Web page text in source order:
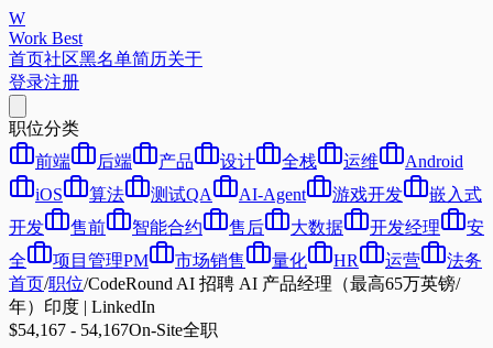
W
Work Best
首页社区黑名单简历关于
登录注册
职位分类
前端
后端 产品 设计 全栈 运维
Android
iOS
算法 测试QA AI-Agent 游戏开发
嵌入式
开发
售前 智能合约 售后 大数据 开发经理
安
全
项目管理PM 市场销售 量化 HR 运营
法务
首页/职位/CodeRound AI 招聘 AI 产品经理（最高65万英镑/
年）印度 | LinkedIn
$54,167 - 54,167On-Site全职